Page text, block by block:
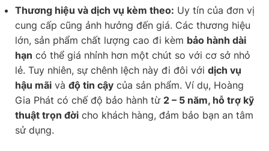
Thương hiệu và dịch vụ kèm theo: Uy tín của đơn vị
cung cấp cũng ảnh hưởng đến giá. Các thương hiệu
lớn, sản phẩm chất lượng cao đi kèm bảo hành dài
hạn có thể giá nhỉnh hơn một chút so với cơ sở nhỏ
lẻ. Tuy nhiên, sự chênh lệch này đi đôi với dịch vụ
hậu mãi và độ tin cậy của sản phẩm. Ví dụ, Hoàng
Gia Phát có chế độ bảo hành từ 2 – 5 năm, hỗ trợ kỹ
thuật trọn đời cho khách hàng, đảm bảo bạn an tâm
sử dụng.